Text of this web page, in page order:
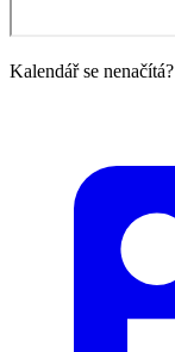
Kalendář se nenačítá?